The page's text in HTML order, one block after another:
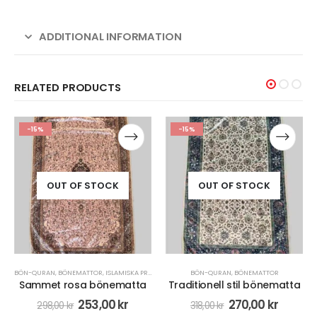
ADDITIONAL INFORMATION
RELATED PRODUCTS
-15%
OUT OF STOCK
BÖN-QURAN, BÖNEMATTOR, ISLAMISKA PRESENTER
Sammet rosa bönematta
298,00kr 253,00kr
-15%
OUT OF STOCK
BÖN-QURAN, BÖNEMATTOR
Traditionell stil bönematta
318,00kr 270,00 kr